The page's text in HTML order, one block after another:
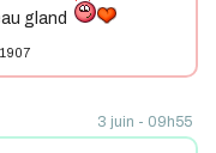
gland
3 juin - 09h55